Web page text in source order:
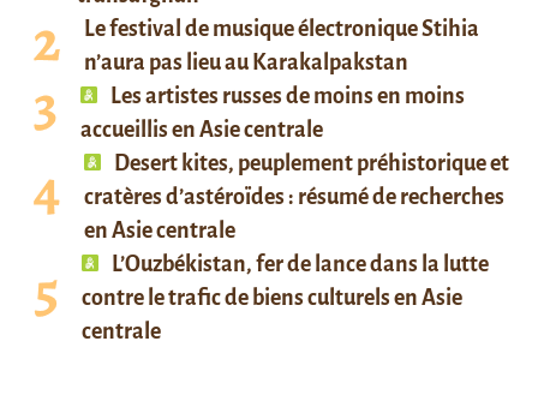
Le festival de musique électronique Stihia
n’aura pas lieu au Karakalpakstan
Les artistes russes de moins en moins
accueillis en Asie centrale
Desert kites, peuplement préhistorique et
cratères d’astéroïdes : résumé de recherches
en Asie centrale
L’Ouzbékistan, fer de lance dans la lutte
contre le trafic de biens culturels en Asie
centrale